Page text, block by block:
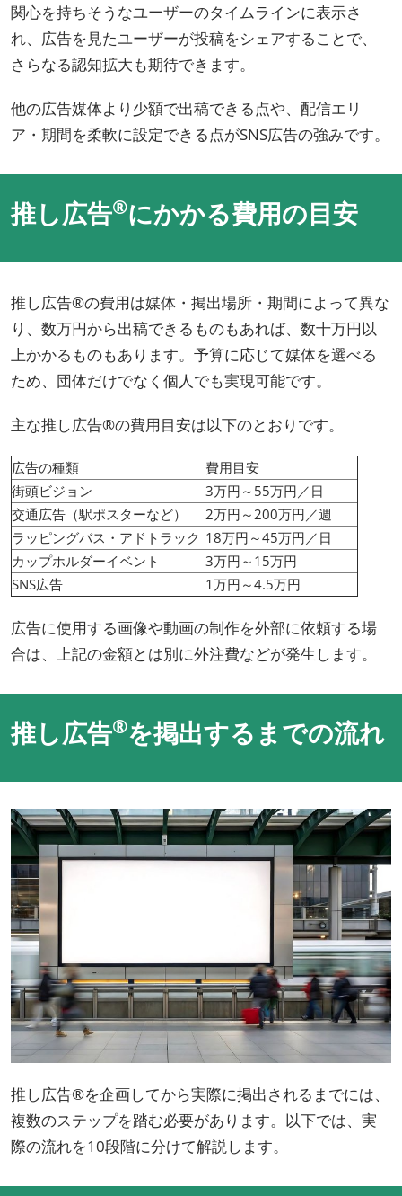
関心を持ちそうなユーザーのタイムラインに表示さ
れ、広告を見たユーザーが投稿をシェアすることで、
さらなる認知拡大も期待できます。
他の広告媒体より少額で出稿できる点や、配信エリ
ア・期間を柔軟に設定できる点がSNS広告の強みです。
推し広告®にかかる費用の目安
推し広告®の費用は媒体・掲出場所・期間によって異な
り、数万円から出稿できるものもあれば、数十万円以
上かかるものもあります。予算に応じて媒体を選べる
ため、団体だけでなく個人でも実現可能です。
主な推し広告®の費用目安は以下のとおりです。
広告の種類
費用目安
街頭ビジョン
3万円～55万円／日
交通広告（駅ポスターなど）
2万円～200万円／週
ラッピングバス・アドトラック 18万円～45万円／日
カップホルダーイベント
3万円～15万円
SNS広告
1万円～4.5万円
広告に使用する画像や動画の制作を外部に依頼する場
合は、上記の金額とは別に外注費などが発生します。
推し広告®を掲出するまでの流れ
推し広告®を企画してから実際に掲出されるまでには、
複数のステップを踏む必要があります。以下では、実
際の流れを10段階に分けて解説します。